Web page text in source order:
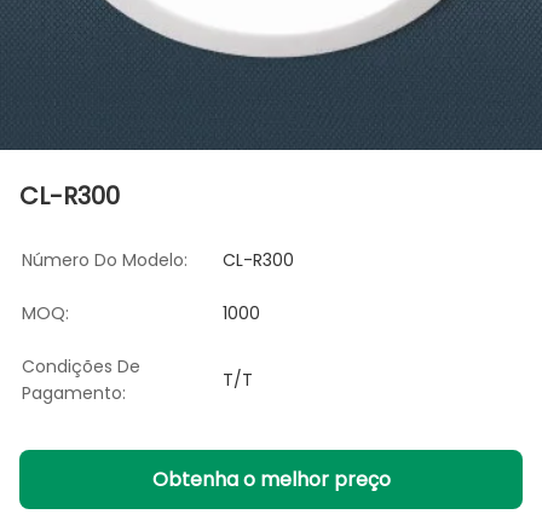
CL-R300
Número Do Modelo: CL-R300
MOQ: 1000
Condições De
Pagamento:
T/T
Obtenha o melhor preço